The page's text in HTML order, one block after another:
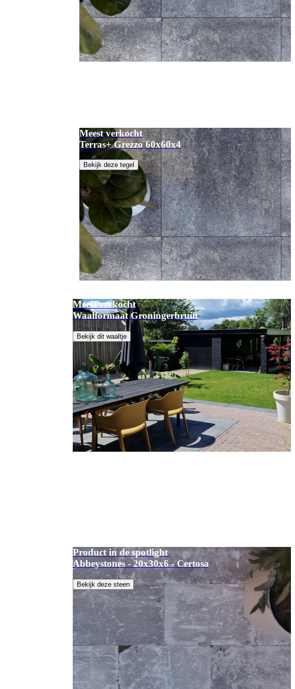
Meest verkocht
Terras+ Grezzo 60x60x4
Bekijk deze tegel
Meest verkocht
Waalformaat Groningerbruin
Bekijk dit waaltje
Product in de spotlight
Abbeystones - 20x30x6 - Certosa
Bekijk deze steen